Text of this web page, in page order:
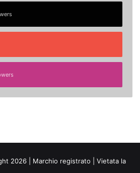
2026 | Marchio registrato | Vietata la